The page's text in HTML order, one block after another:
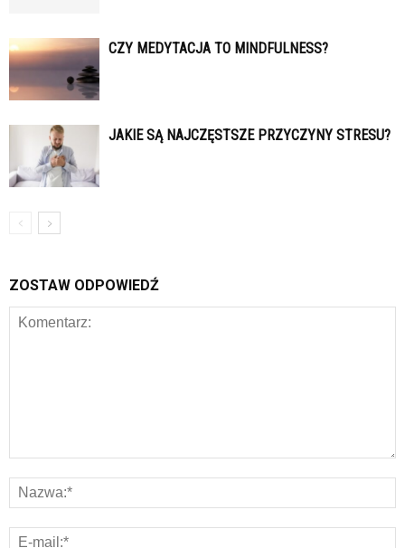
CZY MEDYTACJA TO MINDFULNESS?
JAKIE SĄ NAJCZĘSTSZE PRZYCZYNY STRESU?
ZOSTAW ODPOWIEDŹ